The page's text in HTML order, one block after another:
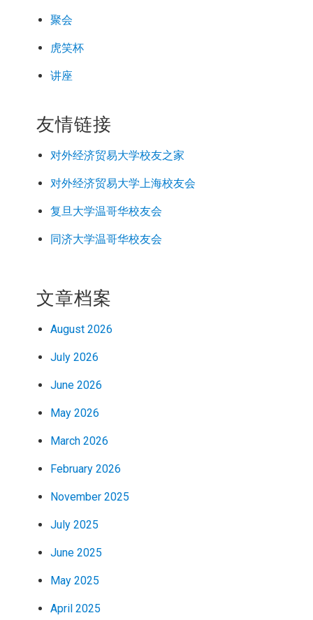
聚会
虎笑杯
讲座
友情链接
对外经济贸易大学校友之家
对外经济贸易大学上海校友会
复旦大学温哥华校友会
同济大学温哥华校友会
文章档案
August 2026
July 2026
June 2026
May 2026
March 2026
February 2026
November 2025
July 2025
June 2025
May 2025
April 2025